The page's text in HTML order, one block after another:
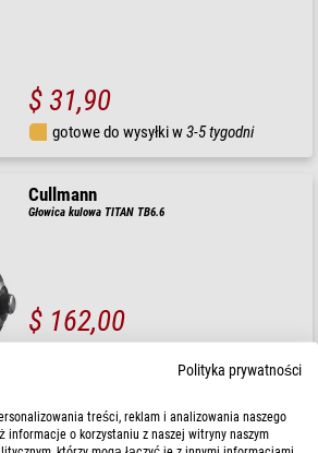
$ 31,90
gotowe do wysyłki w3-5 tygodni
Cullmann
Głowica kulowa TITAN TB6.6
$ 162,00
Cullmann
Głowica kulowa TITAN TB6.2
Polityka prywatności
treści, reklam i analizowania naszego
informacje o korzystaniu z naszej witryny naszym